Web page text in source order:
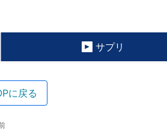
サプリ
に戻る